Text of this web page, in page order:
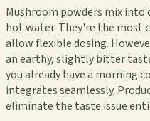
Mushroom powders mix
hot water. They're the most
allow flexible dosing.
an earthy, slightly bitter
you already have a morning
integrates seamlessly.
eliminate the taste issue